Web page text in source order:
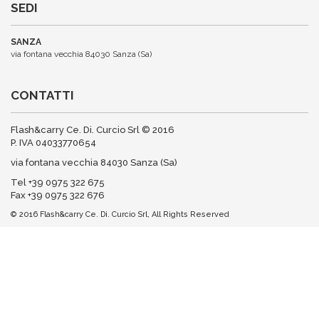
SEDI
SANZA
via fontana vecchia 84030 Sanza (Sa)
CONTATTI
Flash&carry Ce. Di. Curcio Srl © 2016
P. IVA 04033770654
via fontana vecchia 84030 Sanza (Sa)
Tel +39 0975 322 675
Fax +39 0975 322 676
© 2016 Flash&carry Ce. Di. Curcio Srl, All Rights Reserved